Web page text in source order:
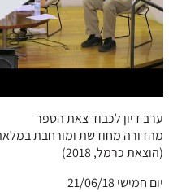
ערב דיון לכבוד צאת הספר
מהדורה מחודשת ומורחבת במלאת 70 למדינת
(הוצאת כרמל, 2018)
יום חמישי 21/06/18